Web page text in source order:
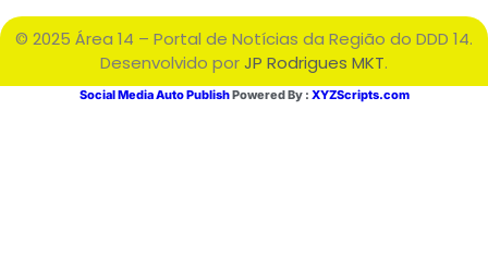
© 2025 Área 14 – Portal de Notícias da Região do DDD 14.
Desenvolvido porJP Rodrigues MKT.
Social Media Auto PublishPowered By : XYZScripts.com